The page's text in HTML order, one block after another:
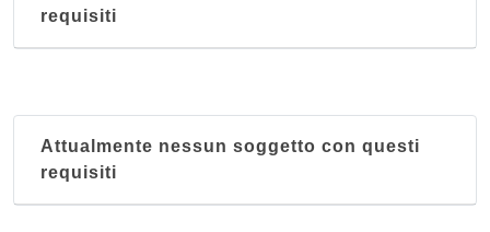
requisiti
Attualmente nessun soggetto con questi
requisiti